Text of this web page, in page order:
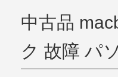
中古品
ク 故障 パ